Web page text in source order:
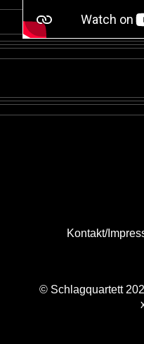
Kontakt/
© Schlagquartett